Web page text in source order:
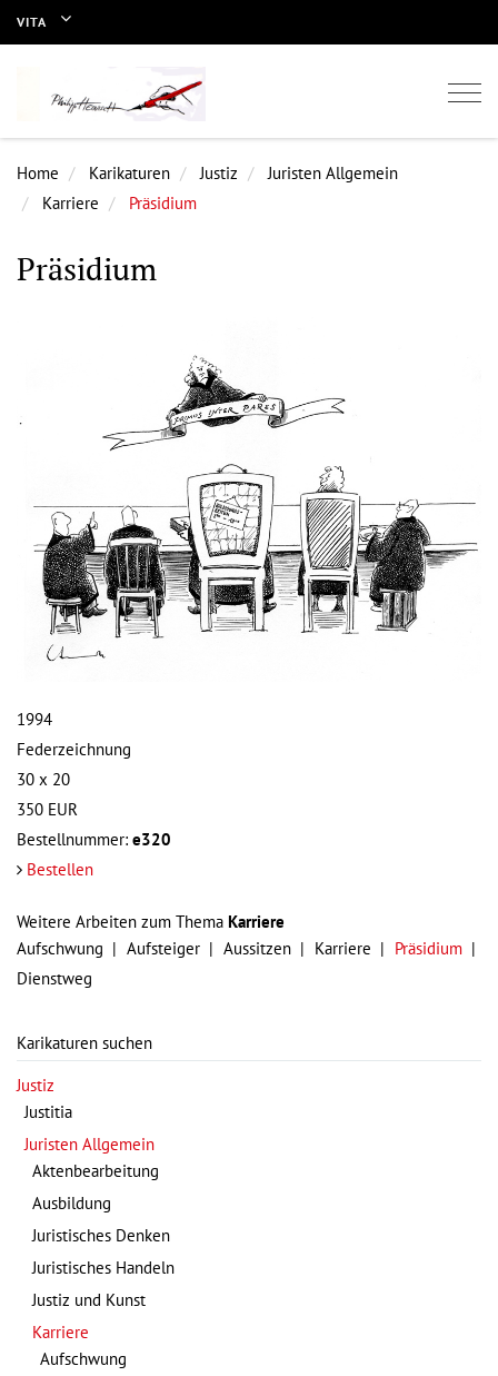
VITA
Home Karikaturen Justiz
Juristen Allgemein
Karriere
Präsidium
Präsidium
1994
Federzeichnung
30 x 20
350 EUR
Bestellnummer: e320
Bestellen
Weitere Arbeiten zum Thema Karriere
Aufschwung
Aufsteiger Aussitzen Karriere
Präsidium
Dienstweg
Karikaturen suchen
Justiz
Justitia
Juristen Allgemein
Aktenbearbeitung
Ausbildung
Juristisches Denken
Juristisches Handeln
Justiz und Kunst
Karriere
Aufschwung